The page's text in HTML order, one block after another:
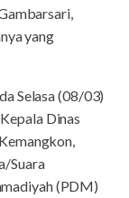
yang
Selasa (08/03)
Dinas
Suara
(PDM)